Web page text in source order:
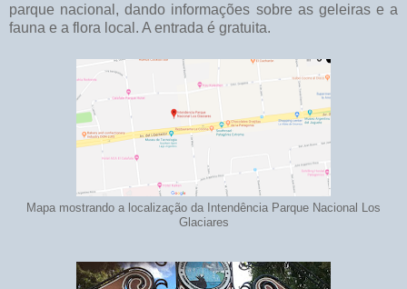
parque nacional, dando informações sobre as geleiras e a
fauna e a flora local. A entrada é gratuita.
Mapa mostrando a localização da Intendência Parque Nacional Los
Glaciares